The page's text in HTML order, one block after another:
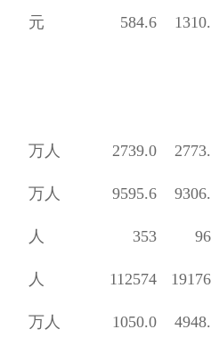
元 584.6
万人 2739.0
万人 9595.6
人 353
人 112574
万人 1050.0